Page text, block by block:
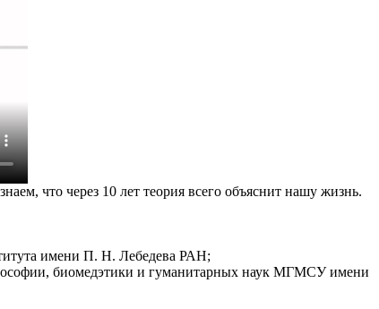
что через 10 лет теория всего объяснит нашу жизнь.
имени П. Н. Лебедева РАН;
биомедэтики и гуманитарных наук МГМСУ имени